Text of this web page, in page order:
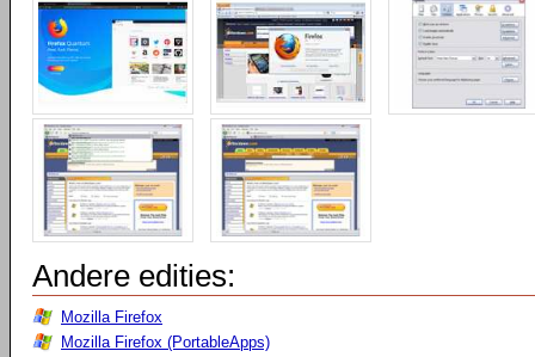
Andere edities:
Mozilla Firefox
Mozilla Firefox (PortableApps)